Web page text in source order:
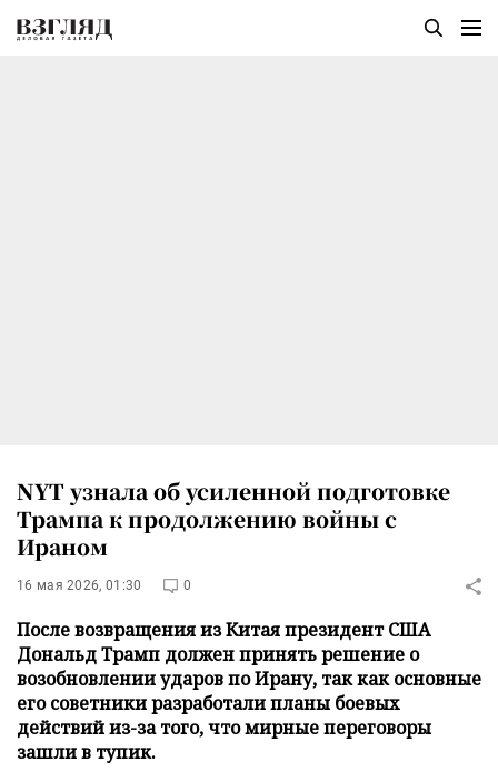
NYT узнала об усиленной подготовке
Трампа к продолжению войны с
Ираном
16 мая 2026, 01:30 0
После возвращения из Китая президент США
Дональд Трамп должен принять решение о
возобновлении ударов по Ирану, так как основные
его советники разработали планы боевых
действий из-за того, что мирные переговоры
зашли в тупик.